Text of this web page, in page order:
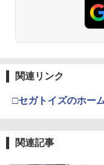
関連リンク
□セガトイズのホー
関連記事